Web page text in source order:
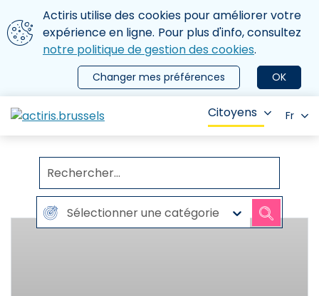
Aller au contenu principal
Nous utilisons des cookies
Actiris utilise des cookies pour améliorer votre
expérience en ligne. Pour plus d'info, consultez
notre politique de gestion des cookies.
OK
Changer mes préférences
le menu
Citoyens Fr
Rechercher...
Sélectionner une catégorie